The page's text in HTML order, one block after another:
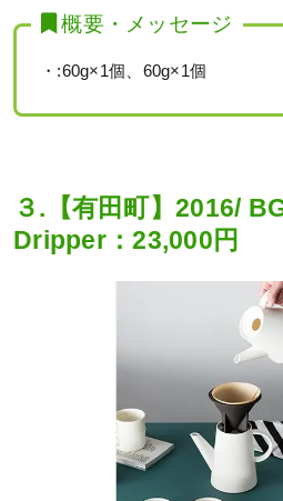
概要・メッセージ
・:60g×1個、60g×1個
３.【有田町】2016/
Dripper：23,000円